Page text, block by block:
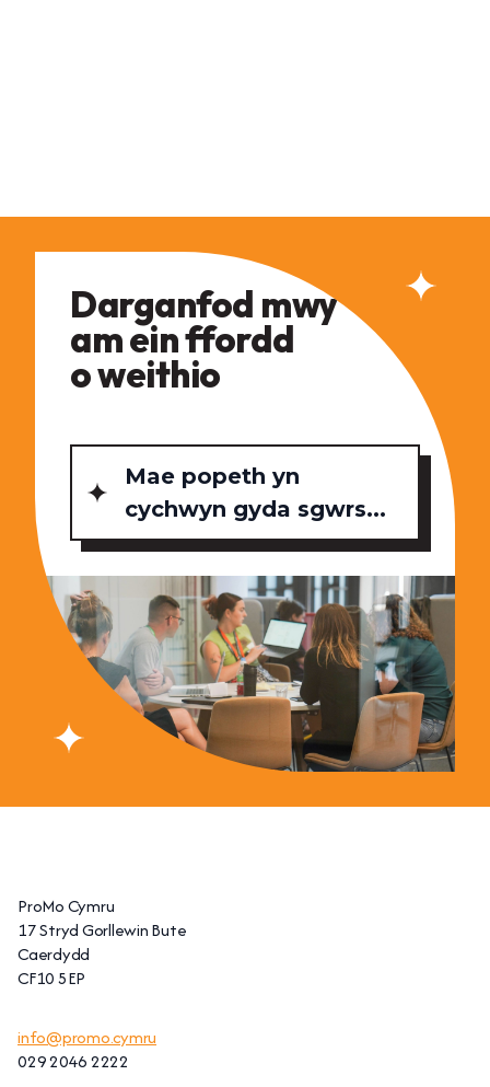
Darganfod mwy
am ein ffordd
o weithio
Mae popeth yn
cychwyn gyda sgwrs...
ProMo Cymru
17 Stryd Gorllewin Bute
Caerdydd
CF10 5EP
info@promo.cymru
029 2046 2222